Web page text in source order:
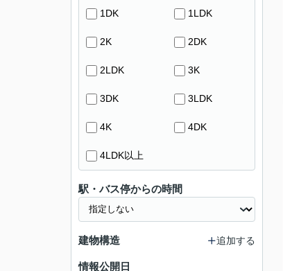
1DK 1LDK
2K 2DK
2LDK 3K
3DK 3LDK
4K 4DK
4LDK以上
駅・バス停からの時間
建物構造 追加する
情報公開日